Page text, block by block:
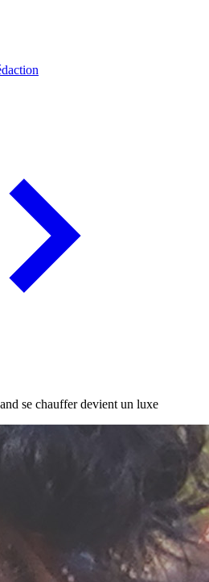
se chauffer devient un luxe